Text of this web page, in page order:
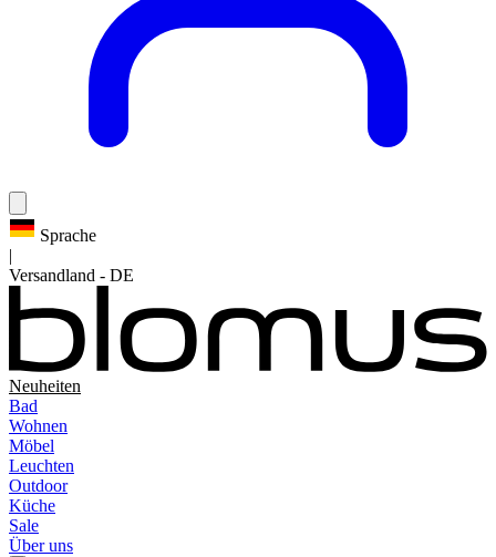
Sprache
|
Versandland - DE
Neuheiten
Bad
Wohnen
Möbel
Leuchten
Outdoor
Küche
Sale
Über uns